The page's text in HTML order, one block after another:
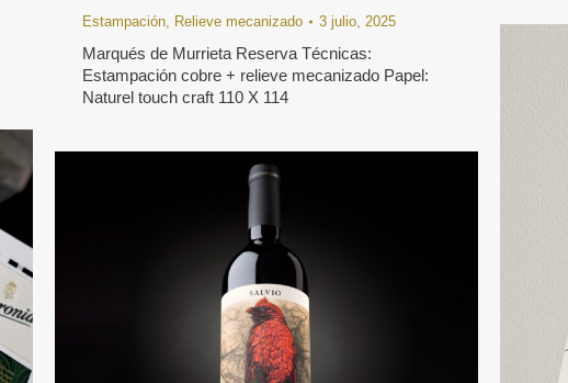
Estampación Relieve mecanizado 3 julio, 2025
Marqués de Murrieta Reserva Técnicas:
Estampación cobre + relieve mecanizado Papel:
Naturel touch craft 110 X 114